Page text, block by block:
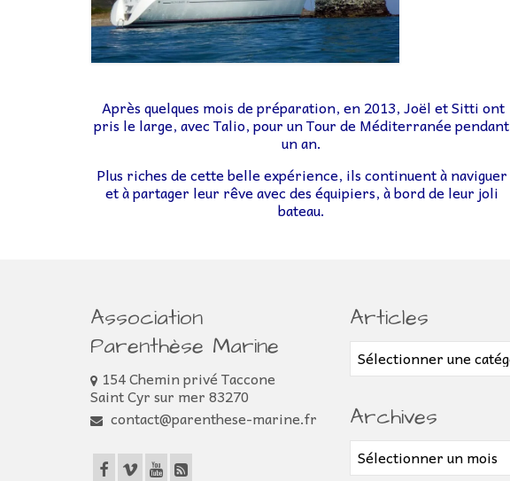
Après quelques mois de préparation, en 2013, Joël et Sitti ont
pris le large, avec Talio, pour un Tour de Méditerranée pendant
un an.
Plus riches de cette belle expérience, ils continuent à naviguer
et à partager leur rêve avec des équipiers, à bord de leur joli
bateau.
Association
Parenthèse Marine
154 Chemin privé Taccone
Saint Cyr sur mer 83270
contact@parenthese-marine.fr
Articles
Articles
Archives
Archives